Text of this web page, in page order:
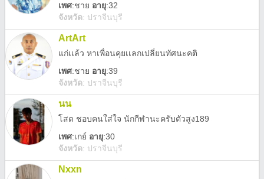
เพศ:ชาย อายุ:32
จังหวัด: ปราจีนบุรี
ArtArt
แก่เเล้ว หาเพื่อนคุยเเลกเปลี่ยนทัศนะคติ
เพศ:ชาย อายุ:39
จังหวัด: ปราจีนบุรี
นน
โสด ชอบคนใส่ใจ นักกีฬานะครับตัวสูง189
เพศ:เกย์ อายุ:30
จังหวัด: ปราจีนบุรี
Nxxn